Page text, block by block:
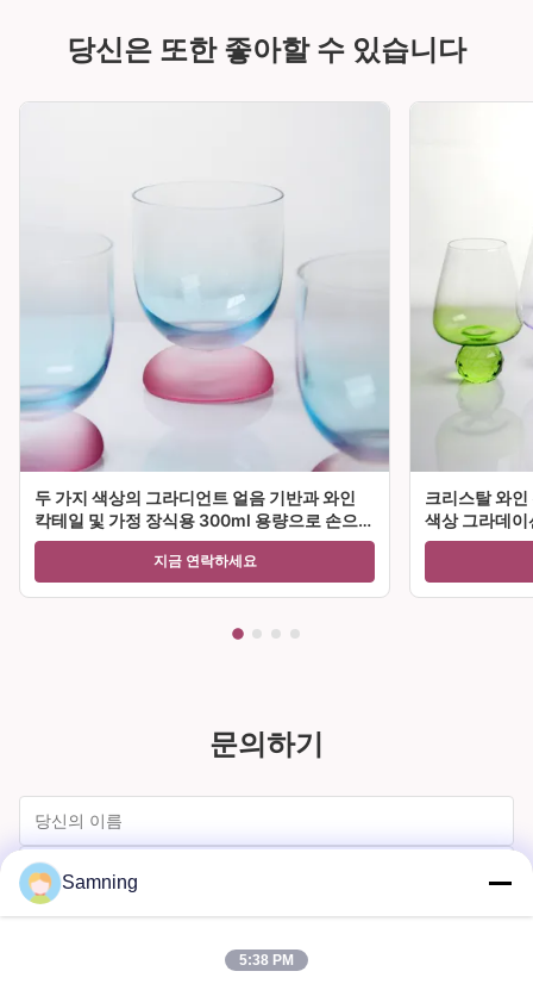
당신은 또한 좋아할 수 있습니다
두 가지 색상의 그라디언트 얼음 기반과 와인
칵테일 및 가정 장식용 300ml 용량으로 손으로
불린 크리스탈 와인 유리 잔
지금 연락하세요
크리스탈 와
색상 그라데이
티 및 선물에
문의하기
Samning
5:38 PM